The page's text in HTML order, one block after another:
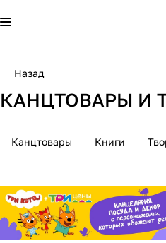
Назад
КАНЦТОВАРЫ И
Канцтовары Книги